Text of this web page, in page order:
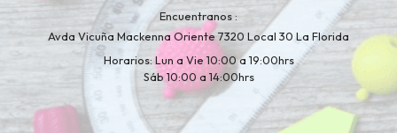
Encuentranos
Avda Vicuña Mackenna Oriente 7320 Local 30 La Florida
Horarios: Lun a Vie 10:00 a 19:00hrs
Sáb 10:00 a 14:00hrs